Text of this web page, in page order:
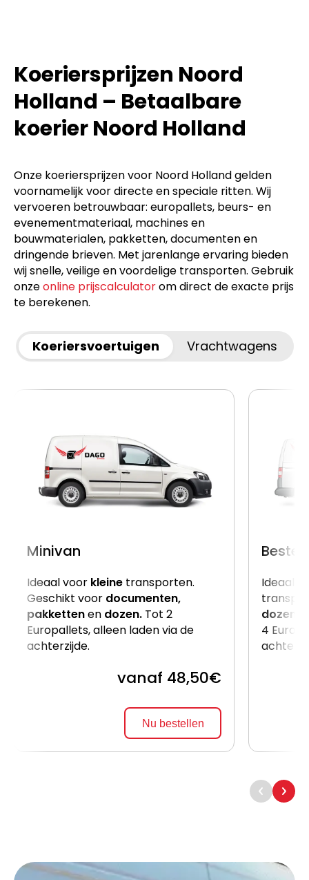
Koeriersprijzen Noord
Holland – Betaalbare
koerier Noord Holland
Onze koeriersprijzen voor Noord Holland gelden
voornamelijk voor directe en speciale ritten. Wij
vervoeren betrouwbaar: europallets, beurs- en
evenementmateriaal, machines en
bouwmaterialen, pakketten, documenten en
dringende brieven. Met jarenlange ervaring bieden
wij snelle, veilige en voordelige transporten. Gebruik
onzeonline prijscalculatorom direct de exacte prijs
te berekenen.
Koeriersvoertuigen Vrachtwagens
Minivan
Ideaal voor kleine transporten.
Geschikt voor documenten,
pakkettenen dozen. Tot 2
Europallets, alleen laden via de
achterzijde.
vanaf 48,50€
Nu bestellen
Ideaal
dozen
4